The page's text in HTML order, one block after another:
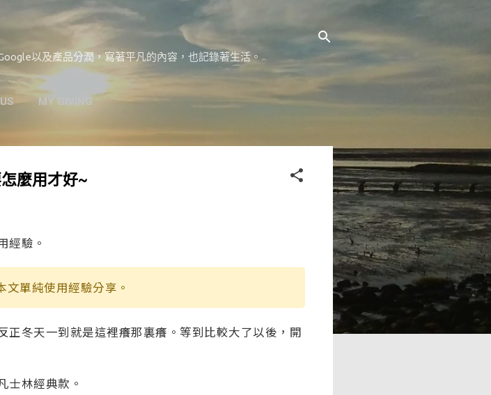
到主要內容
以及產品分潤，寫著平凡的內容，也記錄著生活。
MY GIVING
麼用才好~
經驗。
單純使用經驗分享。
正冬天一到就是這裡癢那裏癢。等到比較大了以後，開
士林經典款。